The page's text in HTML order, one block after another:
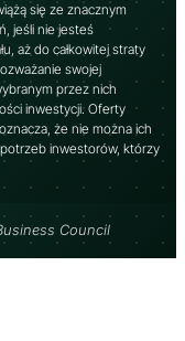
się ze znacznym
jeśli nie jesteś
aż do całkowitej straty
swojej
przez nich
inwestycji. Oferty
że ​​nie można ich
inwestorów, którzy
Council